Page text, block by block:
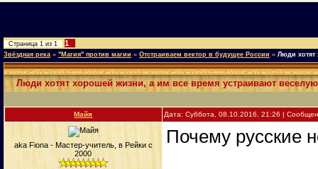
Страница 1 из 1 1
Звёздная река » "Магия" против магии » Отстраиваем вектор в будущее России » Люди хотят
Люди хотят хорошей жизни, а им все время устраивают
Майя Дата: Суббота, 08.10.2016, 21:26 |
aka Fiona - Мастер-учитель, в Рейки с
2000
Почему русские